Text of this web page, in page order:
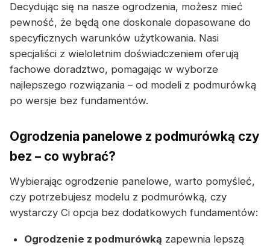
Decydując się na nasze ogrodzenia, możesz mieć
pewność, że będą one doskonale dopasowane do
specyficznych warunków użytkowania. Nasi
specjaliści z wieloletnim doświadczeniem oferują
fachowe doradztwo, pomagając w wyborze
najlepszego rozwiązania – od modeli z podmurówką
po wersje bez fundamentów.
Ogrodzenia panelowe z podmurówką czy
bez – co wybrać?
Wybierając ogrodzenie panelowe, warto pomyśleć,
czy potrzebujesz modelu z podmurówką, czy
wystarczy Ci opcja bez dodatkowych fundamentów:
Ogrodzenie z podmurówką zapewnia lepszą